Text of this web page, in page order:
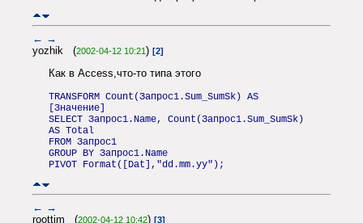
← →
yozhik (2002-04-12 10:21) [2]
Как в Access,что-то типа этого
TRANSFORM Count(Запрос1.Sum_SumSk) AS
[Значение]
SELECT Запрос1.Name, Count(Запрос1.Sum_SumSk)
AS Total
FROM Запрос1
GROUP BY Запрос1.Name
PIVOT Format([Dat],"dd.mm.yy");
← →
roottim (2002-04-12 10:42) [3]